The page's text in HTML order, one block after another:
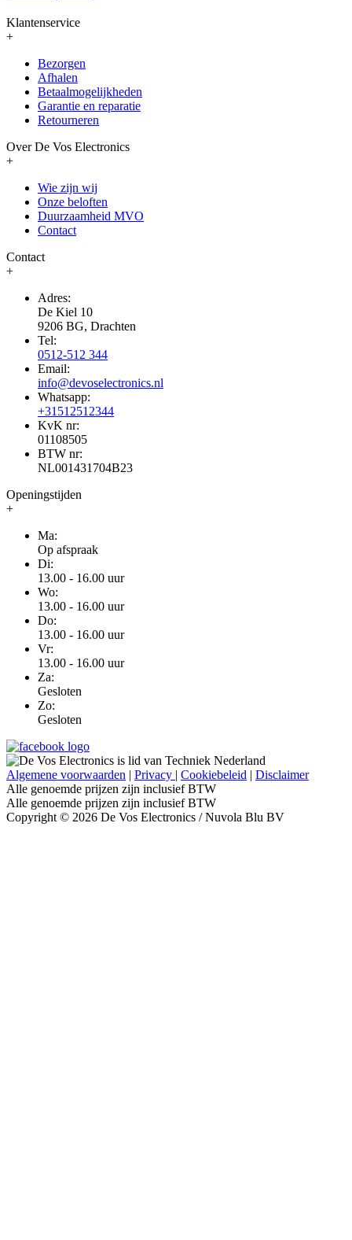
Klantenservice
+
Bezorgen
Afhalen
Betaalmogelijkheden
Garantie en reparatie
Retourneren
Over De Vos Electronics
+
Wie zijn wij
Onze beloften
Duurzaamheid MVO
Contact
Contact
+
Adres:
De Kiel 10
9206 BG, Drachten
Tel:
0512-512 344
Email:
info@devoselectronics.nl
Whatsapp:
+31512512344
KvK nr:
01108505
BTW nr:
NL001431704B23
Openingstijden
+
Ma:
Op afspraak
Di:
13.00 - 16.00 uur
Wo:
13.00 - 16.00 uur
Do:
13.00 - 16.00 uur
Vr:
13.00 - 16.00 uur
Za:
Gesloten
Zo:
Gesloten
Algemene voorwaarden | Privacy | Cookiebeleid | Disclaimer
Alle genoemde prijzen zijn inclusief BTW
Alle genoemde prijzen zijn inclusief BTW
Copyright © 2026 De Vos Electronics / Nuvola Blu BV